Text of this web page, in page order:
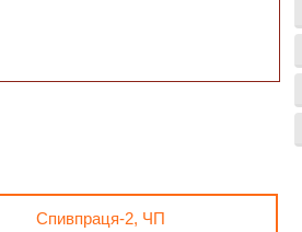
Спивпраця-2, ЧП